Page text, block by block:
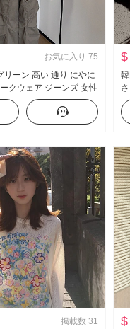
お気に入り 75
リーン 高い 通り にやに
クウェア ジーンズ 女性
タイル ヴィンテージ ル
ロアレングス カジュ
$
ッ
掲載数 31
$